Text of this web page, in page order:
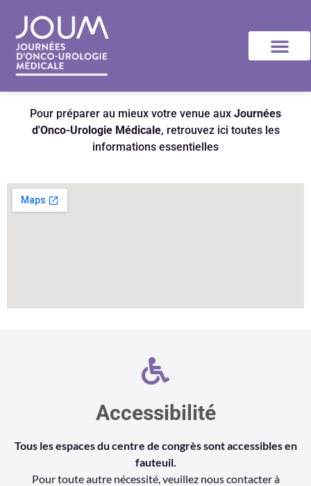
principal
Pour préparer au mieux votre venue aux Journées
d'Onco-Urologie Médicale, retrouvez ici toutes les
informations essentielles
Accessibilité
Tous les espaces du centre de congrès sont accessibles en
fauteuil.
Pour toute autre nécessité, veuillez nous contacter à